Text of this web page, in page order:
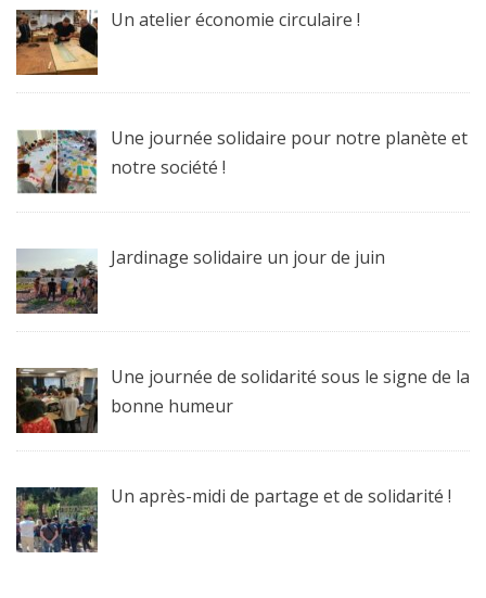
Un atelier économie circulaire !
Une journée solidaire pour notre planète et
notre société !
Jardinage solidaire un jour de juin
Une journée de solidarité sous le signe de la
bonne humeur
Un après-midi de partage et de solidarité !